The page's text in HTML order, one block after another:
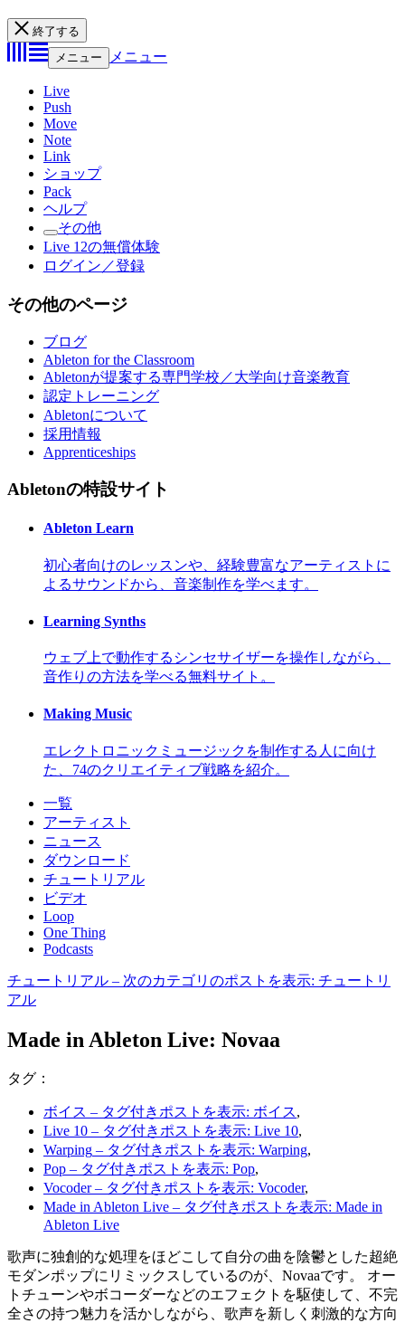
終了する
メニュー
メニュー
Live
Push
Move
Note
Link
ショップ
Pack
ヘルプ
その他
Live 12の無償体験
ログイン／登録
その他のページ
ブログ
Ableton for the Classroom
Abletonが提案する専門学校／大学向け音楽教育
認定トレーニング
Abletonについて
採用情報
Apprenticeships
Abletonの特設サイト
Ableton Learn
初心者向けのレッスンや、経験豊富なアーティストに
よるサウンドから、音楽制作を学べます。
Learning Synths
ウェブ上で動作するシンセサイザーを操作しながら、
音作りの方法を学べる無料サイト。
Making Music
エレクトロニックミュージックを制作する人に向け
た、74のクリエイティブ戦略を紹介。
一覧
アーティスト
ニュース
ダウンロード
チュートリアル
ビデオ
Loop
One Thing
Podcasts
チュートリアル – 次のカテゴリのポストを表示: チュートリ
アル
Made in Ableton Live: Novaa
タグ：
ボイス – タグ付きポストを表示: ボイス,
Live 10 – タグ付きポストを表示: Live 10,
Warping – タグ付きポストを表示: Warping,
Pop – タグ付きポストを表示: Pop,
Vocoder– タグ付きポストを表示: Vocoder,
Made in Ableton Live – タグ付きポストを表示: Made in
Ableton Live
歌声に独創的な処理をほどこして自分の曲を陰鬱とした超絶
モダンポップにリミックスしているのが、Novaaです。 オー
トチューンやボコーダーなどのエフェクトを駆使して、不完
全さの持つ魅力を活かしながら、歌声を新しく刺激的な方向